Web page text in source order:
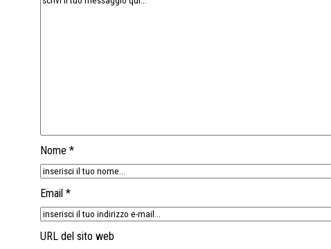
Nome *
Email *
URL del sito web